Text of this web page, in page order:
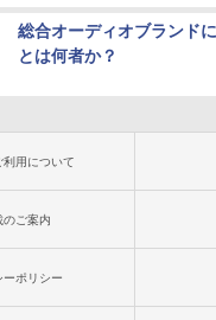
総合オーディオブランド
とは何者か？
用について
のご案内
ーポリシー